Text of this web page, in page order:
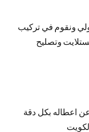
ونقوم في تركيب
وتصليح
اعطاله بكل دقة